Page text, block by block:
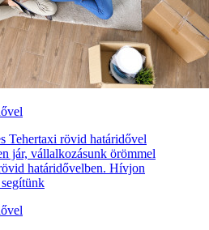
Tehertaxi rövid határidővel
jár, vállalkozásunk örömmel
határidővelben. Hívjon